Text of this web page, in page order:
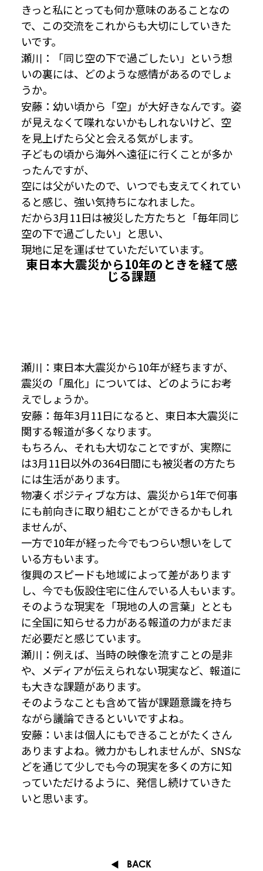
きっと私にとっても何か意味のあることなの
で、この交流をこれからも大切にしていきた
いです。
瀬川：「同じ空の下で過ごしたい」という想
いの裏には、どのような感情があるのでしょ
うか。
安藤：幼い頃から「空」が大好きなんです。姿
が見えなくて喋れないかもしれないけど、空
を見上げたら父と会える気がします。
子どもの頃から海外へ遠征に行くことが多か
ったんですが、
空には父がいたので、いつでも支えてくれてい
ると感じ、強い気持ちになれました。
だから3月11日は被災した方たちと「毎年同じ
空の下で過ごしたい」と思い、
現地に足を運ばせていただいています。
東日本大震災から10年のときを経て感
じる課題
瀬川：東日本大震災から10年が経ちますが、
震災の「風化」については、どのようにお考
えでしょうか。
安藤：毎年3月11日になると、東日本大震災に
関する報道が多くなります。
もちろん、それも大切なことですが、実際に
は3月11日以外の364日間にも被災者の方たち
には生活があります。
物凄くポジティブな方は、震災から1年で何事
にも前向きに取り組むことができるかもしれ
ませんが、
一方で10年が経った今でもつらい想いをして
いる方もいます。
復興のスピードも地域によって差があります
し、今でも仮設住宅に住んでいる人もいます。
そのような現実を「現地の人の言葉」ととも
に全国に知らせる力がある報道の力がまだま
だ必要だと感じています。
瀬川：例えば、当時の映像を流すことの是非
や、メディアが伝えられない現実など、報道に
も大きな課題があります。
そのようなことも含めて皆が課題意識を持ち
ながら議論できるといいですよね。
安藤：いまは個人にもできることがたくさん
ありますよね。微力かもしれませんが、SNSな
どを通じて少しでも今の現実を多くの方に知
っていただけるように、発信し続けていきた
いと思います。
BACK